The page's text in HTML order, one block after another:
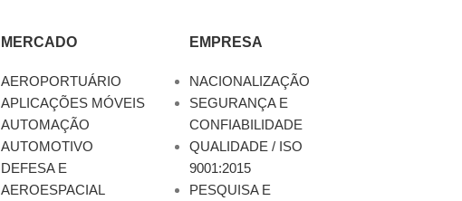
MERCADO
AEROPORTUÁRIO
APLICAÇÕES MÓVEIS
AUTOMAÇÃO
AUTOMOTIVO
DEFESA E
AEROESPACIAL
EMPRESA
NACIONALIZAÇÃO
SEGURANÇA E
CONFIABILIDADE
QUALIDADE / ISO
9001:2015
PESQUISA E